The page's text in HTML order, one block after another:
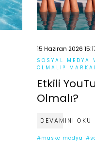
15 Haziran 2026
SOSYAL MEDYA
OLMALI?
Etkili
Olmalı?
DEVAMINI OKU
#maske medya